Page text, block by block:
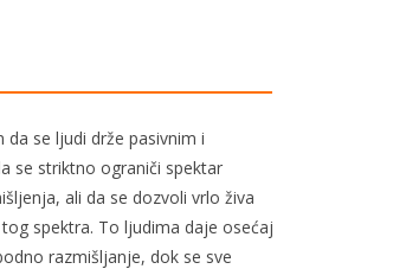
da se ljudi drže pasivnim i
se striktno ograniči spektar
ali da se dozvoli vrlo živa
spektra. To ljudima daje osećaj
razmišljanje, dok se sve